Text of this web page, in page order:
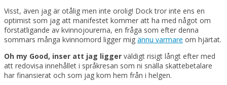
Visst, även jag är otålig men inte orolig! Dock tror inte ens en
optimist som jag att manifestet kommer att ha med något om
förstatligande av kvinnojourerna, en fråga som efter denna
sommars många kvinnomord ligger mig ännu varmare om hjärtat.
Oh my Good, inser att jag ligger väldigt risigt långt efter med
att redovisa innehållet i språkresan som ni snälla skattebetalare
har finansierat och som jag kom hem från i helgen.